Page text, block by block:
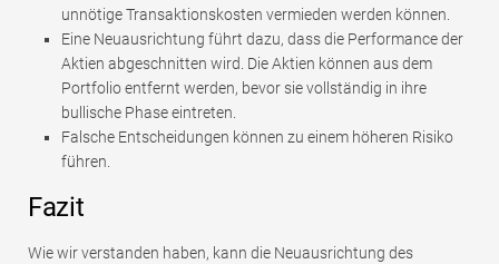
unnötige Transaktionskosten vermieden werden können.
Eine Neuausrichtung führt dazu, dass die Performance der
Aktien abgeschnitten wird. Die Aktien können aus dem
Portfolio entfernt werden, bevor sie vollständig in ihre
bullische Phase eintreten.
Falsche Entscheidungen können zu einem höheren Risiko
führen.
Fazit
Wie wir verstanden haben, kann die Neuausrichtung des